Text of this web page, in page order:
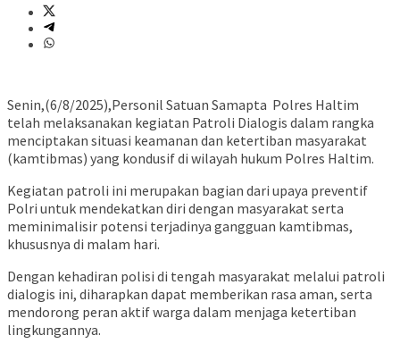
Senin,(6/8/2025),Personil Satuan Samapta Polres Haltim
telah melaksanakan kegiatan Patroli Dialogis dalam rangka
menciptakan situasi keamanan dan ketertiban masyarakat
(kamtibmas) yang kondusif di wilayah hukum Polres Haltim.
Kegiatan patroli ini merupakan bagian dari upaya preventif
Polri untuk mendekatkan diri dengan masyarakat serta
meminimalisir potensi terjadinya gangguan kamtibmas,
khususnya di malam hari.
Dengan kehadiran polisi di tengah masyarakat melalui patroli
dialogis ini, diharapkan dapat memberikan rasa aman, serta
mendorong peran aktif warga dalam menjaga ketertiban
lingkungannya.